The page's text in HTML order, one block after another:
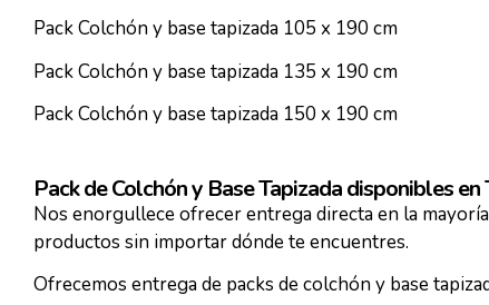
Pack Colchón y base tapizada 105 x 190 cm
Pack Colchón y base tapizada 135 x 190 cm
Pack Colchón y base tapizada 150 x 190 cm
Pack de Colchón y Base Tapizada disponibles
Nos enorgullece ofrecer entrega directa en la
productos sin importar dónde te encuentres.
Ofrecemos entrega de packs de colchón y base